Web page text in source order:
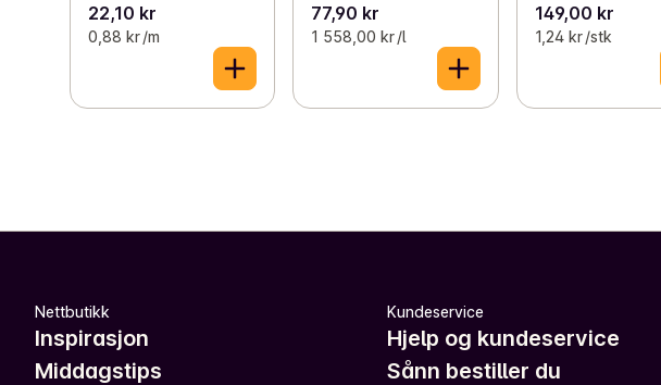
22,10 kr
0,88 kr /m
77,90 kr
1 558,00 kr /l
149,00 kr
1,24 kr /stk
Nettbutikk
Inspirasjon
Middagstips
Kundeservice
Hjelp og kundeservice
Sånn bestiller du